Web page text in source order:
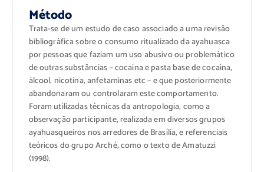
Método
Trata-se de um estudo de caso associado a uma revisão
bibliográfica sobre o consumo ritualizado da ayahuasca
por pessoas que faziam um uso abusivo ou problemático
de outras substâncias – cocaína e pasta base de cocaína,
álcool, nicotina, anfetaminas etc – e que posteriormente
abandonaram ou controlaram este comportamento.
Foram utilizadas técnicas da antropologia, como a
observação participante, realizada em diversos grupos
ayahuasqueiros nos arredores de Brasília, e referenciais
teóricos do grupo Arché, como o texto de Amatuzzi
(1998).